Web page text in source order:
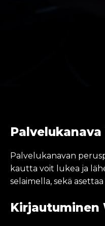
Palvelukanava
Palvelukanavan
kautta voit lukea ja
selaimella, sekä
Kirjautuminen